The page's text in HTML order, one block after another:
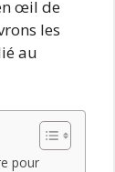
œil de
les
au
pour